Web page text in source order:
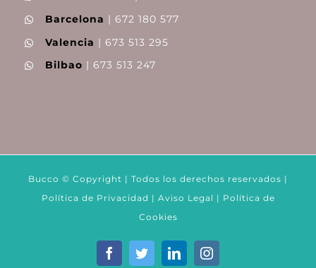
Barcelona | 672 180 577
Valencia | 673 513 295
Bilbao | 673 513 247
Bucco © Copyright | Todos los derechos reservados |
Política de Privacidad | Aviso Legal | Política de
Cookies
FacebookTwitterLinkedInInstagram